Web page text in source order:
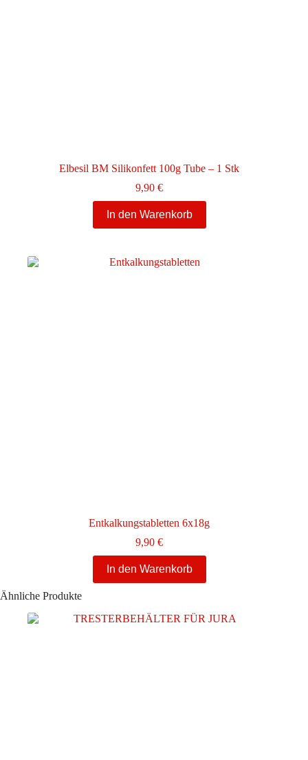
Elbesil BM Silikonfett 100g Tube – 1 Stk
9,90€
In den Warenkorb
Entkalkungstabletten 6x18g
9,90€
In den Warenkorb
Ähnliche Produkte